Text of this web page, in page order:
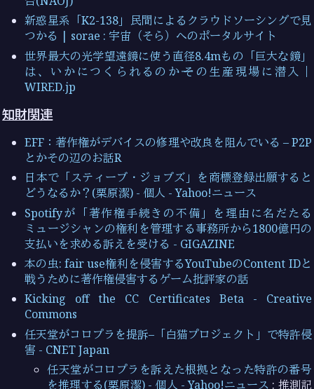
新惑星系「K2-138」民間によるクラウドソーシングで見
つかる | sorae : 宇宙（そら）へのポータルサイト
世界最大の光学望遠鏡に使う直径8.4mもの「巨大な鏡」
は、いかにつくられるのか──その生産現場に潜入｜
WIRED.jp
知財関連
EFF：著作権がデバイスの修理や改良を阻んでいる – P2P
とかその辺のお話R
日本で「スティーブ・ジョブズ」を商標登録出願すると
どうなるか？(栗原潔) - 個人 - Yahoo!ニュース
Spotifyが「著作権手続きの不備」を理由に名だたる
ミュージシャンの権利を管理する事務所から1800億円の
支払いを求める訴えを受ける - GIGAZINE
本の虫: fair use権利を侵害するYouTubeのContent IDと
戦うために著作権侵害するゲーム批評家の話
Kicking off the CC Certificates Beta - Creative
Commons
任天堂がコロプラを提訴–「白猫プロジェクト」で特許侵
害 - CNET Japan
任天堂がコロプラを訴えた根拠となった特許の番号
を推理する(栗原潔) - 個人 - Yahoo!ニュース : 推測記